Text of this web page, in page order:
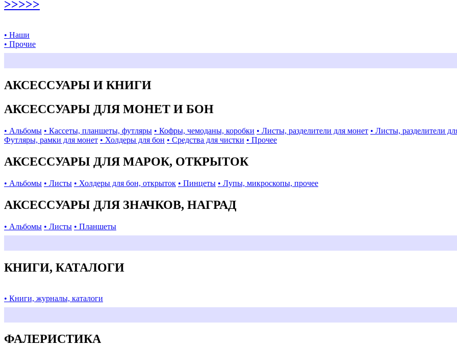
>>>>>
• Наши
• Прочие
АКСЕССУАРЫ И КНИГИ
АКСЕССУАРЫ ДЛЯ МОНЕТ И БОН
• Альбомы • Кассеты, планшеты, футляры • Кофры, чемоданы, коробки • Листы, разделители для монет • Листы, разделители
Футляры, рамки для монет • Холдеры для бон • Средства для чистки • Прочее
АКСЕССУАРЫ ДЛЯ МАРОК, ОТКРЫТОК
• Альбомы • Листы • Холдеры для бон, открыток • Пинцеты • Лупы, микроскопы, прочее
АКСЕССУАРЫ ДЛЯ ЗНАЧКОВ, НАГРАД
• Альбомы • Листы • Планшеты
КНИГИ, КАТАЛОГИ
• Книги, журналы, каталоги
ФАЛЕРИСТИКА